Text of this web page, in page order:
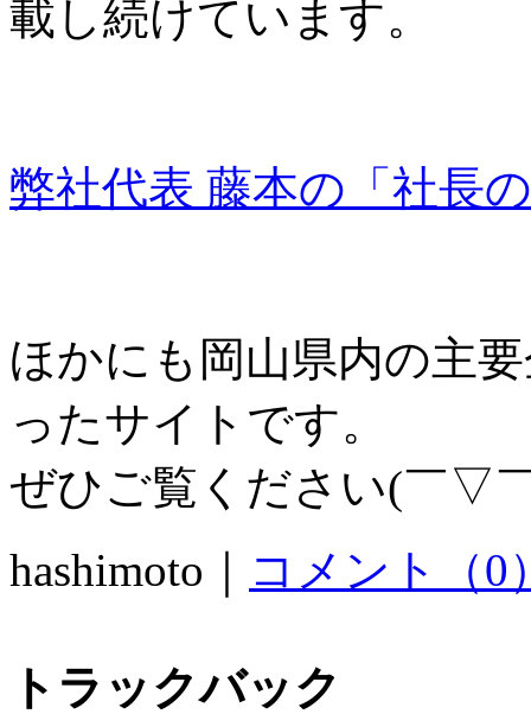
載し続けています。
弊社代表 藤本の「社長
ほかにも岡山県内の主
ったサイトです。
ぜひご覧ください(￣▽
hashimoto｜
コメント（0
トラックバック